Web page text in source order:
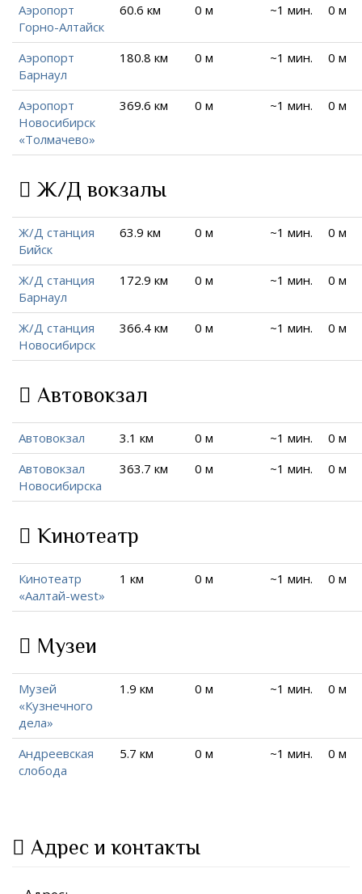
Аэропорт
Горно-Алтайск
60.6 км 0 м ~1 мин. 0 м
Аэропорт
Барнаул
180.8 км 0 м ~1 мин. 0 м
Аэропорт
Новосибирск
«Толмачево»
369.6 км 0 м ~1 мин. 0 м
Ж/Д вокзалы
Ж/Д станция
Бийск
63.9 км 0 м ~1 мин. 0 м
Ж/Д станция
Барнаул
172.9 км 0 м ~1 мин. 0 м
Ж/Д станция
Новосибирск
366.4 км 0 м ~1 мин. 0 м
Автовокзал
Автовокзал 3.1 км 0 м ~1 мин.
0 м
Автовокзал
Новосибирска
363.7 км 0 м ~1 мин. 0 м
Кинотеатр
Кинотеатр
«Аалтай-west»
1 км 0 м ~1 мин. 0 м
Музеи
Музей
«Кузнечного
дела»
1.9 км 0 м ~1 мин. 0 м
Андреевская
слобода
5.7 км 0 м ~1 мин. 0 м
Адрес и контакты